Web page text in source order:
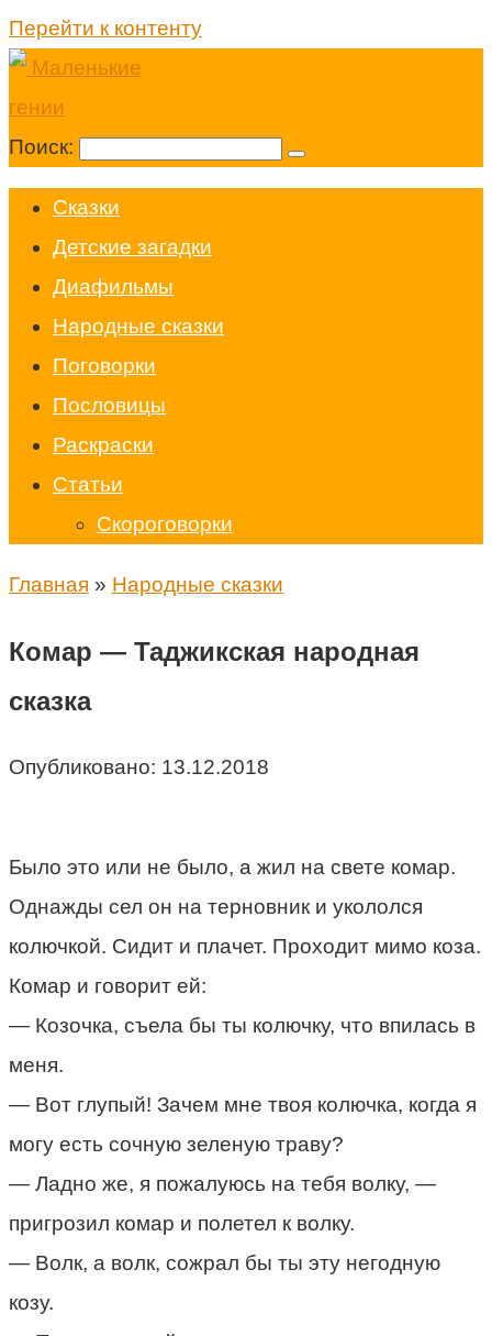
Перейти к контенту
Поиск:
Cказки
Детские загадки
Диафильмы
Народные сказки
Поговорки
Пословицы
Раскраски
Статьи
Скороговорки
Главная » Народные сказки
Комар — Таджикская народная
сказка
Опубликовано: 13.12.2018
Было это или не было, а жил на свете комар.
Однажды сел он на терновник и укололся
колючкой. Сидит и плачет. Проходит мимо коза.
Комар и говорит ей:
— Козочка, съела бы ты колючку, что впилась в
меня.
— Вот глупый! Зачем мне твоя колючка, когда я
могу есть сочную зеленую траву?
— Ладно же, я пожалуюсь на тебя волку, —
пригрозил комар и полетел к волку.
— Волк, а волк, сожрал бы ты эту негодную
козу.